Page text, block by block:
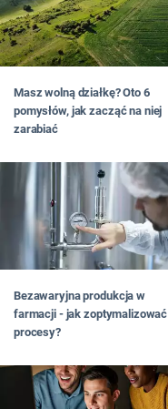
Masz wolną działkę? Oto 6
pomysłów, jak zacząć na niej
zarabiać
Bezawaryjna produkcja w
farmacji - jak zoptymalizować
procesy?